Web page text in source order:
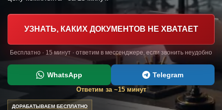
УЗНАТЬ, КАКИХ ДОКУМЕНТОВ НЕ ХВАТАЕТ
Бесплатно · 15 минут · ответим в мессенджере, если звонить неудобно
WhatsApp Telegram
Ответим за ~15 минут
ДОРАБАТЫВАЕМ БЕСПЛАТНО